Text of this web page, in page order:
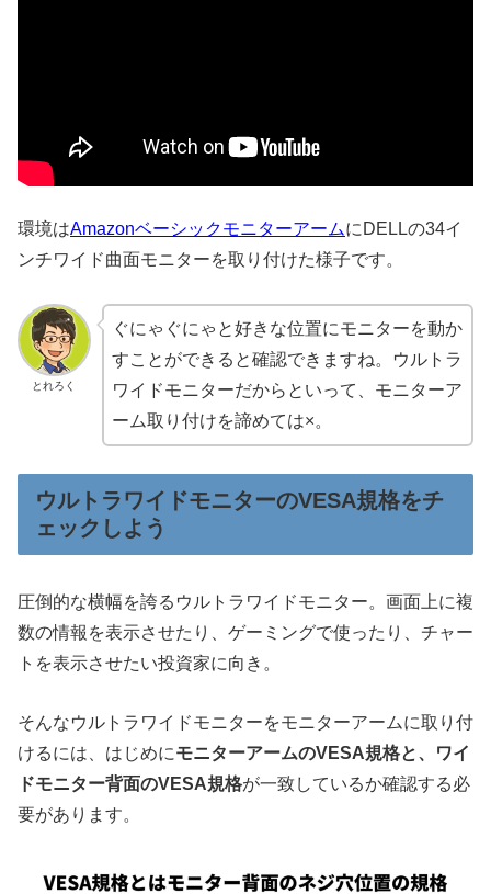
環境はAmazonベーシックモニターアームにDELLの34イ
ンチワイド曲面モニターを取り付けた様子です。
とれろく
ぐにゃぐにゃと好きな位置にモニターを動か
すことができると確認できますね。ウルトラ
ワイドモニターだからといって、モニターア
ーム取り付けを諦めては×。
ウルトラワイドモニターのVESA規格をチ
ェックしよう
圧倒的な横幅を誇るウルトラワイドモニター。画面上に複
数の情報を表示させたり、ゲーミングで使ったり、チャー
トを表示させたい投資家に向き。
そんなウルトラワイドモニターをモニターアームに取り付
けるには、はじめにモニターアームのVESA規格と、ワイ
ドモニター背面のVESA規格が一致しているか確認する必
要があります。